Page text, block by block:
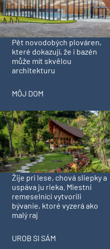
Pět novodobých plováren,
které dokazují, že i bazén
může mít skvělou
architekturu
MÔJ DOM
Žije pri lese, chová sliepky a
uspáva ju rieka. Miestni
remeselníci vytvorili
bývanie, ktoré vyzerá ako
malý raj
UROB SI SÁM